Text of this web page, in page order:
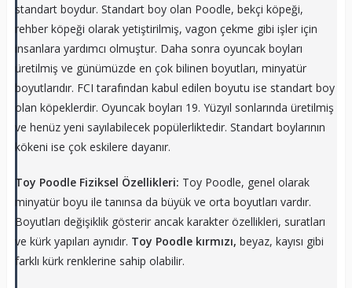
standart boydur. Standart boy olan Poodle, bekçi köpeği,
rehber köpeği olarak yetiştirilmiş, vagon çekme gibi işler için
insanlara yardımcı olmuştur. Daha sonra oyuncak boyları
üretilmiş ve günümüzde en çok bilinen boyutları, minyatür
boyutlarıdır. FCI tarafından kabul edilen boyutu ise standart boy
olan köpeklerdir. Oyuncak boyları 19. Yüzyıl sonlarında üretilmiş
ve henüz yeni sayılabilecek popülerliktedir. Standart boylarının
kökeni ise çok eskilere dayanır.
Toy Poodle Fiziksel Özellikleri: Toy Poodle, genel olarak
minyatür boyu ile tanınsa da büyük ve orta boyutları vardır.
Boyutları değişiklik gösterir ancak karakter özellikleri, suratları
ve kürk yapıları aynıdır. Toy Poodle kırmızı, beyaz, kayısı gibi
farklı kürk renklerine sahip olabilir.